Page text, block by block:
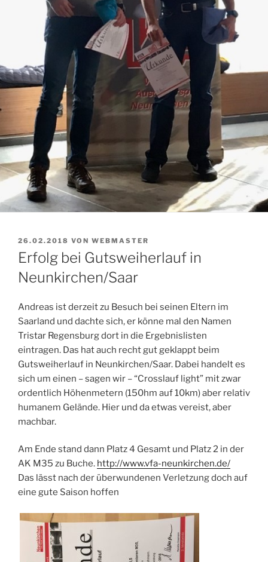
VERÖFFENTLICHT
AM
26.02.2018 VON WEBMASTER
Erfolg bei Gutsweiherlauf in
Neunkirchen/Saar
Andreas ist derzeit zu Besuch bei seinen Eltern im
Saarland und dachte sich, er könne mal den Namen
Tristar Regensburg dort in die Ergebnislisten
eintragen. Das hat auch recht gut geklappt beim
Gutsweiherlauf in Neunkirchen/Saar. Dabei handelt es
sich um einen – sagen wir – “Crosslauf light” mit zwar
ordentlich Höhenmetern (150hm auf 10km) aber relativ
humanem Gelände. Hier und da etwas vereist, aber
machbar.
Am Ende stand dann Platz 4 Gesamt und Platz 2 in der
AK M35 zu Buche. http://www.vfa-neunkirchen.de/
Das lässt nach der überwundenen Verletzung doch auf
eine gute Saison hoffen